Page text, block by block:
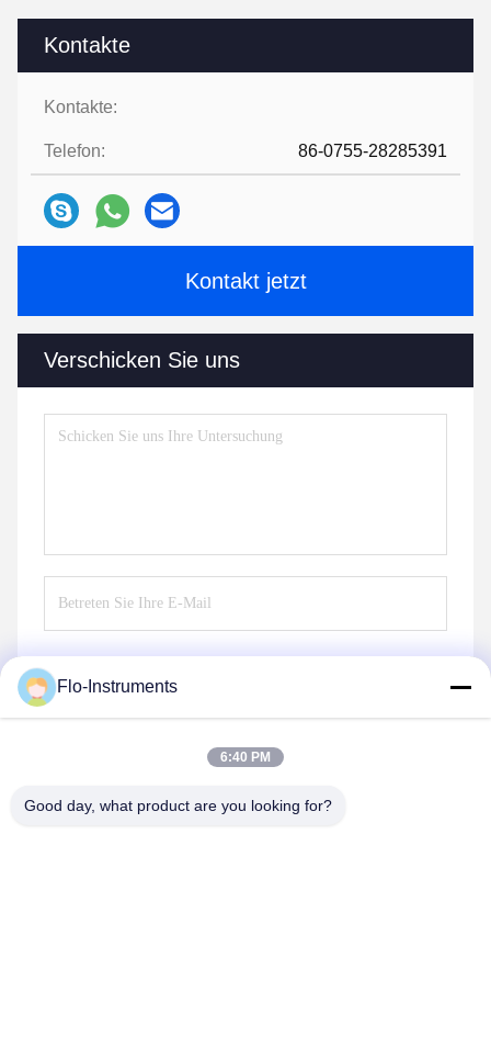
Kontakte
Kontakte:
Telefon: 86-0755-28285391
Kontakt jetzt
Verschicken Sie uns
Flo-Instruments
6:40 PM
Good day, what product are you looking for?